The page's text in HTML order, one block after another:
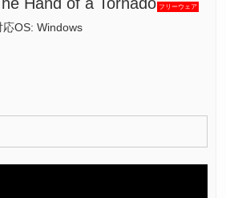
フリーウェア
応OS: Windows